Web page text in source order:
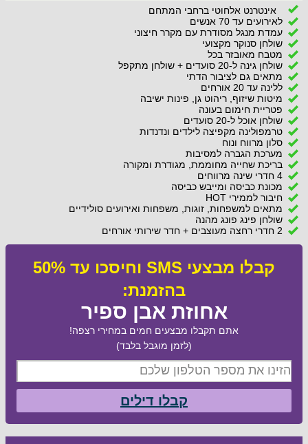
אינטרנט אלחוטי ברחבי המתחם
לאירועים עד 70 אנשים
עמדת מנגל מסודרת עם מקרר חיצוני
שולחן סנוקר מקצועי
מטבח מאובזר בכל
שולחן גינה ל-20 סועדים + שולחן מתקפל
מתאים גם לציבור הדתי
ללינה עד 20 אורחים
מיטות שיזוף, ריהוט גן, פינות ישיבה
פטריית חימום בעונה
שולחן אוכל ל-20 סועדים
טרמפולינה מקפיצה לילדים ונדנדות
סלון מרווח ונוח
מערכת הגברה למסיבות
בריכת שחייה מחוממת, מגודרת ומקורה
4 חדרי שינה מרווחים
מכונת כביסה ומייבש כביסה
חיבור לממירי HOT
מתאים למשפחות, זוגות, משפחות ואירועים סולידיים
שולחן פינג פונג מהנה
2 חדרי רחצה מעוצבים + חדר שירותי אורחים
קבלו מבצעי SMS וחיסכו עד 50%
בהזמנת:
אחוזת אבן ספיר
אתם תקבלו מבצעים חמים במחירי רצפה!
(לזמן מוגבל בלבד)
קבלו דילים